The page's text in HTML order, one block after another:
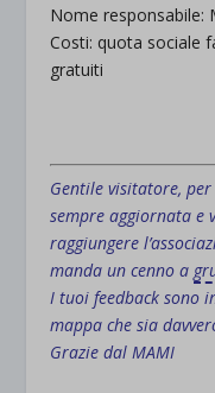
Nome responsabile:
Costi: quota sociale
gratuiti
Gentile visitatore,
sempre aggiornata e
raggiungere
manda un cenno a
I tuoi feedback sono
mappa che sia
Grazie dal MAMI